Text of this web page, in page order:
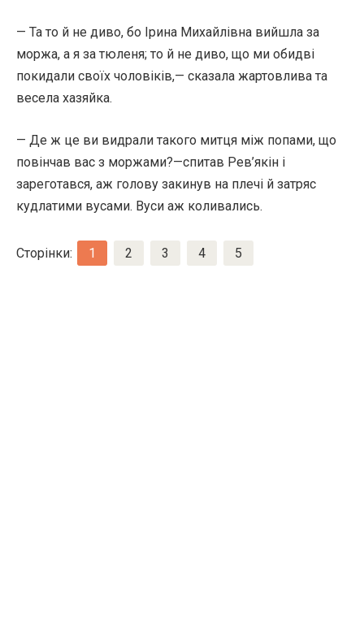
— Та то й не диво, бо Ірина Михайлівна вийшла за
моржа, а я за тюленя; то й не диво, що ми обидві
покидали своїх чоловіків,— сказала жартовлива та
весела хазяйка.
— Де ж це ви видрали такого митця між попами, що
повінчав вас з моржами?—спитав Рев’якін і
зареготався, аж голову закинув на плечі й затряс
кудлатими вусами. Вуси аж коливались.
Сторінки: 1 2 3 4 5